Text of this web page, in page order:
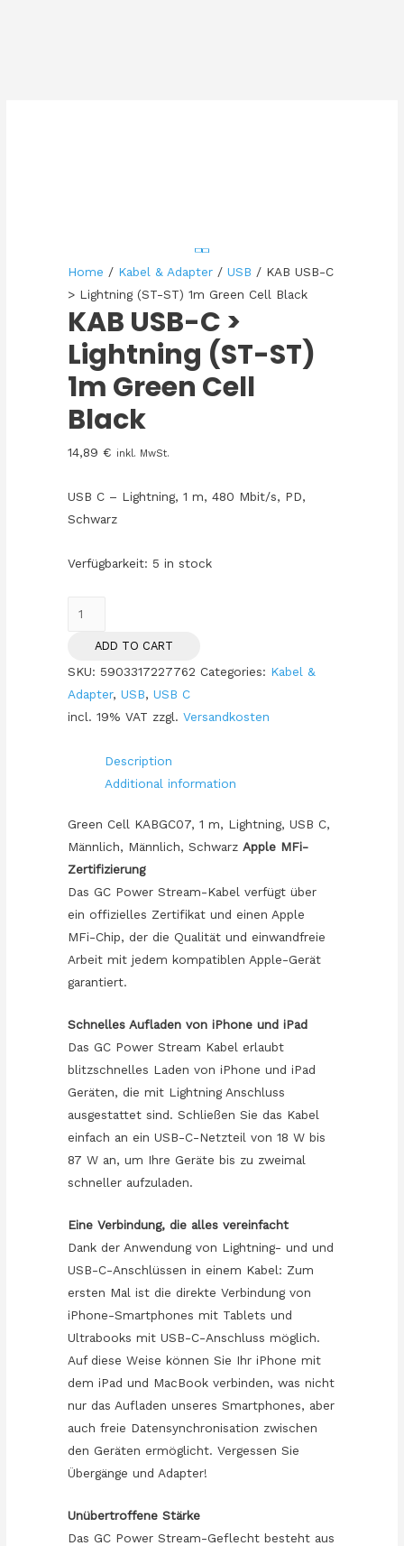
Home / Kabel & Adapter /USB / KAB USB-C
> Lightning (ST-ST) 1m Green Cell Black
KAB USB-C >
Lightning (ST-ST)
1m Green Cell
Black
14,89€ inkl. MwSt.
USB C – Lightning, 1 m, 480 Mbit/s, PD,
Schwarz
Verfügbarkeit: 5 in stock
>
Lightning
(ST-
Black
quantity
ADD TO CART
SKU: 5903317227762 Categories: Kabel &
Adapter,USB,USB C
incl. 19% VAT zzgl.Versandkosten
Description
Additional information
Green Cell KABGC07, 1 m, Lightning, USB C,
Männlich, Männlich, SchwarzApple MFi-
Zertifizierung
Das GC Power Stream-Kabel verfügt über
ein offizielles Zertifikat und einen Apple
MFi-Chip, der die Qualität und einwandfreie
Arbeit mit jedem kompatiblen Apple-Gerät
garantiert.
Schnelles Aufladen von iPhone und iPad
Das GC Power Stream Kabel erlaubt
blitzschnelles Laden von iPhone und iPad
Geräten, die mit Lightning Anschluss
ausgestattet sind. Schließen Sie das Kabel
einfach an ein USB-C-Netzteil von 18 W bis
87 W an, um Ihre Geräte bis zu zweimal
schneller aufzuladen.
Eine Verbindung, die alles vereinfacht
Dank der Anwendung von Lightning- und und
USB-C-Anschlüssen in einem Kabel: Zum
ersten Mal ist die direkte Verbindung von
iPhone-Smartphones mit Tablets und
Ultrabooks mit USB-C-Anschluss möglich.
Auf diese Weise können Sie Ihr iPhone mit
dem iPad und MacBook verbinden, was nicht
nur das Aufladen unseres Smartphones, aber
auch freie Datensynchronisation zwischen
den Geräten ermöglicht. Vergessen Sie
Übergänge und Adapter!
Unübertroffene Stärke
Das GC Power Stream-Geflecht besteht aus